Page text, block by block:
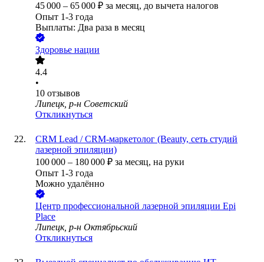
45 000 – 65 000 ₽ за месяц, до вычета налогов
Опыт 1-3 года
Выплаты: Два раза в месяц
Здоровье нации
4.4
•
10 отзывов
Липецк, р-н Советский
Откликнуться
CRM Lead / CRM-маркетолог (Beauty, сеть студий
лазерной эпиляции)
100 000 – 180 000 ₽ за месяц, на руки
Опыт 1-3 года
Можно удалённо
Центр профессиональной лазерной эпиляции Epi
Place
Липецк, р-н Октябрьский
Откликнуться